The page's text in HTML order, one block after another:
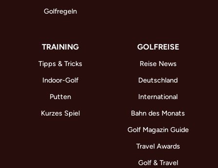
Golfregeln
TRAINING
Tipps & Tricks
Indoor-Golf
Putten
Kurzes Spiel
GOLFREISE
Reise News
Deutschland
International
Bahn des Monats
Golf Magazin Guide
Travel Awards
Golf & Travel